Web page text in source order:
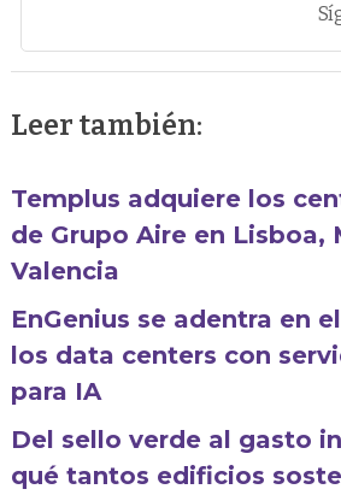
Leer también:
Templus adquiere los
de Grupo Aire en Lisboa,
Valencia
EnGenius se adentra en
los data centers con
para IA
Del sello verde al gasto
qué tantos edificios